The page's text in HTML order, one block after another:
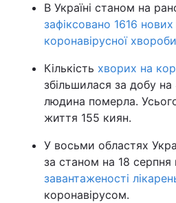
В Україні станом на
зафіксовано 1616 нових
коронавірусної хвороби
Кількість хворих на
збільшилася за добу
людина померла.
життя 155 киян.
У восьми областях
за станом на 18 серпня
завантаженості
коронавірусом.